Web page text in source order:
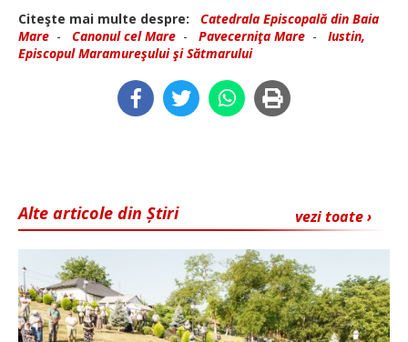
Citeşte mai multe despre:
Catedrala Episcopală din Baia
Mare - Canonul cel Mare - Pavecerniţa Mare - Iustin,
Episcopul Maramureşului şi Sătmarului
vezi toate ›
Alte articole din Știri